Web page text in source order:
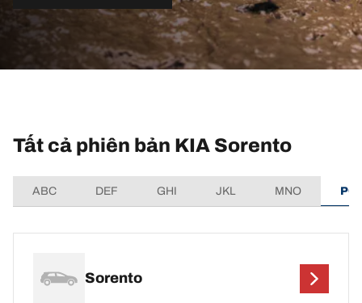
Tất cả phiên bản KIA Sorento
ABC DEF GHI JKL MNO
Sorento